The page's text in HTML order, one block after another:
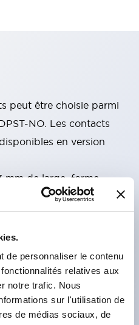
de personnaliser le contenu
relatives aux
notre trafic. Nous
sur l'utilisation de
de médias sociaux, de
peut être choisie parmi
NO. Les contacts
en version
mm de large, forme
élevé des contacts.
16A RJ2V (bipolaire) :
à ressort exclusive
durabilité.
de 200 000 cycles
: plus de 30